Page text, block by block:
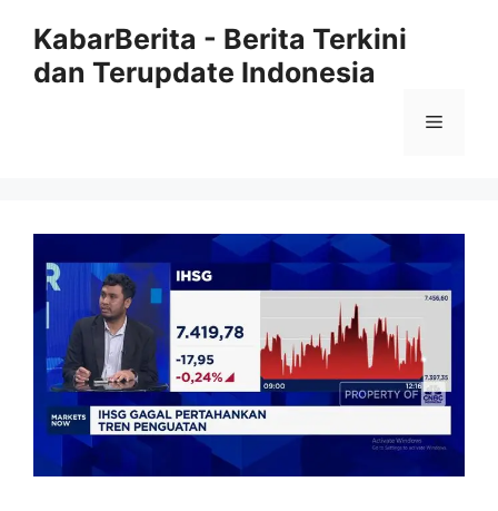
KabarBerita - Berita Terkini
dan Terupdate Indonesia
Menu